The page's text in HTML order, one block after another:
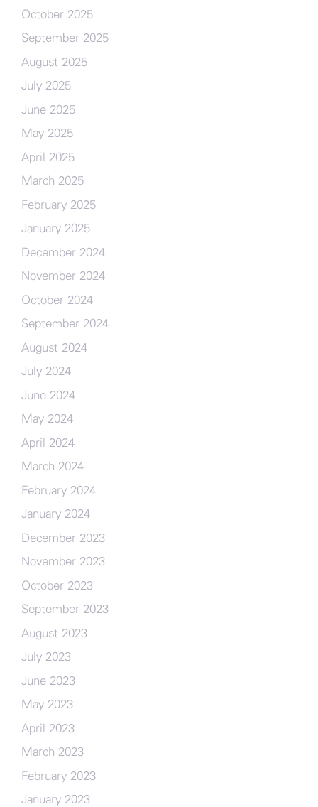
October 2025
September 2025
August 2025
July 2025
June 2025
May 2025
April 2025
March 2025
February 2025
January 2025
December 2024
November 2024
October 2024
September 2024
August 2024
July 2024
June 2024
May 2024
April 2024
March 2024
February 2024
January 2024
December 2023
November 2023
October 2023
September 2023
August 2023
July 2023
June 2023
May 2023
April 2023
March 2023
February 2023
January 2023